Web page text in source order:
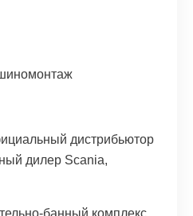
дистрибьютор
дилер Scania,
банный комплекс